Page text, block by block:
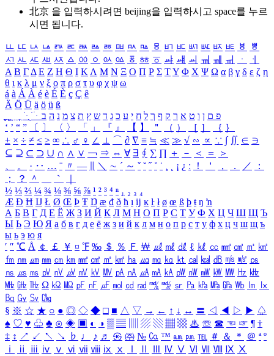
北京 을 입력하시려면 beijing을 입력하시고 space를 누르
시면 됩니다.
ㅥ ㅦ ㅧ ㅨ ㅩ ㅪ ㅫ ㅬ ㅭ ㅮ ㅯ ㅰ ㅱ ㅲ ㅳ ㅴ ㅵ ㅶ ㅷ ㅸ
ㅹ
ㅺ ㅻ ㅼ ㅽ ㅾ ㅿ ㆀ ㆁ ㆂ ㆃ ㆄ ㆅ ㆆ ㆇ ㆈ ㆉ ㆊ ㆋ ㆌ ㆍ
ㆎ
Α Β ΓΔ Ε Ζ Η Θ Ι ΚΛ Μ Ν Ξ Ο Π Ρ Σ ΤΥ Φ Χ Ψ Ω α β γ δ ε ζ η
θ ι κ λ μ ν ξ ο π ρ σ τ υ φ χ ψ ω
á à Á À é è É È ç Ç ê
Ä Ö Ü ä ö ü ß
ִֶֹ ֻּ ׁׂ פ ם ן ו ט א ר ק ף ך ל ח י ע כ ג ד ש ץ ת צ מ נ ה ב
‘ ’ “ ” 〔 〕 〈 〉 「 」 『 』 【 】 ＂ （ ） ［ ］ ｛ ｝
± × ÷ ≠ ≤ ≥ ∞ ∴ ♂ ♀ ∠ ⊥ ⌒ ∂ ∇ ≡ ≒ ≪ ≫ √ ∽ ∝ ∵ ∫ ∬ ∈ ∋
⊆ ⊇ ⊂ ⊃ ∪ ∩ ∧ ∨ ￢ ⇒ ⇔ ∀ ∃ ∮ ∑ ∏ ＋ － ＜ ＝
＞
、
。 · ‥ … ¨ 〃 ― ＼ ∼ ´ ～ ˇ ˘ ˝ ˚ ˙ ¸ ¡ ¿ ː ！ ＇ ， ． ／
：
；
？ ＾ ｀
½ ⅓ ⅔ ¼ ¾ ⅛ ⅜ ⅝ ⅞ ¹ ² ³ ⁴ ⁿ ₁ ₂ ₃ ₄
Æ Ð Ħ Ĳ Ł Ø Œ Þ Ŧ Ŋ æ đ ð ħ ı ĳ ĸ ŀ ł ø œ ß þ ŧ ŋ ŉ
А Б В Г Д Е Ё Ж З И Й К Л М Н О П Р С Т У Ф Х Ц Ч Ш Щ Ъ
Ы Ь Э Ю Я а б в г д е ё ж з и й к л м н о п р с т у ф х ц ч ш щ ъ
ы ь э ю я
′ ″ ℃ Å ￠ ￡ ￥ ¤ ℉ ‰ ＄ ％ Ｆ ￦ ㎕ ㎖ ㎗ ℓ ㎘ ㏄ ㎣ ㎤ ㎥ ㎦
㎙ ㎚ ㎛ ㎜ ㎝ ㎞ ㎟ ㎠ ㎡ ㎢ ㏊ ㎍ ㎎ ㎏ ㏏ ㎈ ㎉ ㏈ ㎧ ㎨ ㎰
㎱ ㎲ ㎳ ㎴ ㎵ ㎶ ㎷ ㎸ ㎹ ㎀ ㎁ ㎂ ㎃ ㎄ ㎺ ㎻ ㎽ ㎾ ㎿ ㎐ ㎑
㎒ ㎓ ㎔ Ω ㏀ ㏁ ㎊ ㎋ ㎌ ㏖ ㏅ ㎭ ㎮ ㎯ ㏛ ㎩ ㎪ ㎫ ㎬ ㏝ ㏐
㏓
㏃ ㏉ ㏜ ㏆
§ ※ ☆ ★ ○ ● ◎ ◇ ◆ □ ■ △ ▽ → ← ↑ ↓ ↔ 〓 ◁ ◀ ▷ ▶ ♤
♠ ♡ ♥ ♧ ♣ ⊙ ◈ ▣ ◐ ◑ ▒ ▤ ▨ ▧ ▦ ▩ ♨ ☏ ☎ ☜ ☞ ¶ †
‡ ↕ ↗ ↙ ↖ ↘ ♭ ♩ ♪ ♬ ㉿ ㈜ № ㏇ ™ ㏂ ㏘ ℡ ＃ ＆ ＊ ＠ ª º
ⅰ
ⅱ ⅲ ⅳ ⅴ ⅵ ⅶ ⅷ ⅸ ⅹ Ⅳ Ⅴ Ⅵ Ⅶ Ⅷ Ⅸ Ⅹ